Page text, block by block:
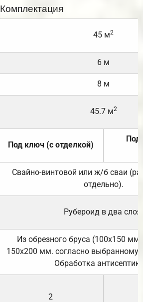
Комплектация
45 м2
6 м
8 м
45.7 м2
Под ключ (с отделкой)
Под
Свайно-винтовой или ж/б сваи
отдельно).
Рубероид в два слоя.
Из обрезного бруса (100х150
150х200 мм. согласно выбранному
Обработка
2